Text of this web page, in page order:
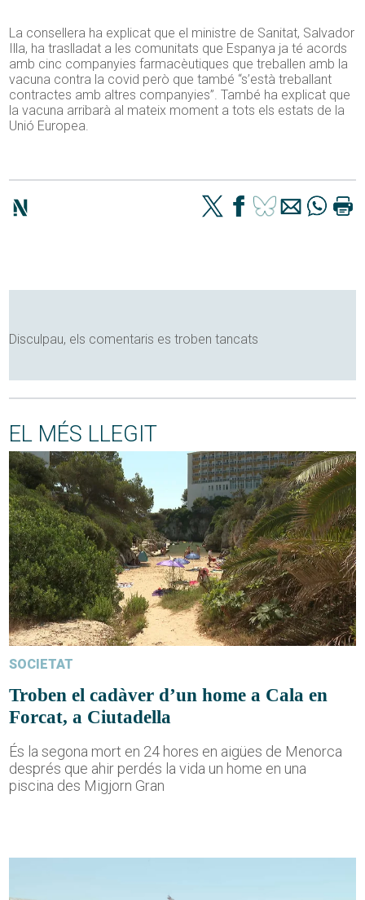
La consellera ha explicat que el ministre de Sanitat, Salvador
Illa, ha traslladat a les comunitats que Espanya ja té acords
amb cinc companyies farmacèutiques que treballen amb la
vacuna contra la covid però que també “s’està treballant
contractes amb altres companyies”. També ha explicat que
la vacuna arribarà al mateix moment a tots els estats de la
Unió Europea.
Disculpau, els comentaris es troben tancats
EL MÉS LLEGIT
SOCIETAT
Troben el cadàver d’un home a Cala en
Forcat, a Ciutadella
És la segona mort en 24 hores en aigües de Menorca
després que ahir perdés la vida un home en una
piscina des Migjorn Gran